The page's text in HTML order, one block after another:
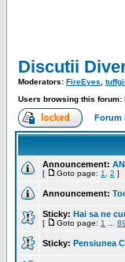
Discutii
Moderators: FireEyes
Users browsing this forum:
Forum
Announcement:
[ Goto page: 1 2 ]
Announcement:
Sticky: Hai sa ne
[ Goto page: 1 89
Sticky: Pensiunea